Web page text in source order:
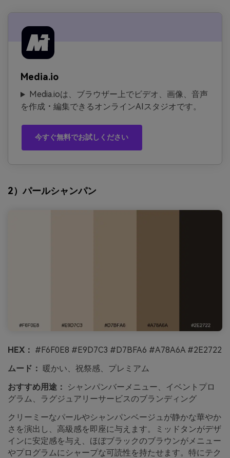
Media.io
Media.ioは、ブラウザー上でビデオ、画像、音声
を作成・編集できるオンラインAIスタジオです。
今すぐ無料でお試しください
2）パールシャンパン
HEX： #F6F0E8 #E9D7C3 #D7BFA6 #A78A6A #2E2722
ムード： 暖かい、祝祭感、プレミアム
おすすめ用途：
シャンパンバーメニュー、イベントプロ
グラム、ラグジュアリーサービスのブランディング
クリーミーなパールやシャンパンベージュが静かな華やか
さを演出し、高級感を即座に与えます。ミッドタンがデザ
インに安定感を与え、ほぼブラックのブラウンがメニュー
やプログラムにシャープな可読性を持たせます。特にテク